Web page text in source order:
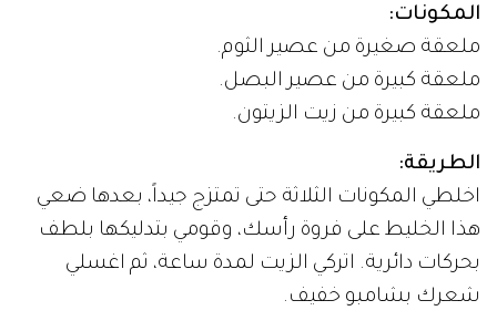
المكونات:
ملعقة صغيرة من عصير الثوم.
ملعقة كبيرة من عصير البصل.
ملعقة كبيرة من زيت الزيتون.
الطريقة:
اخلطي المكونات الثلاثة حتى تمتزج جيداً، بعدها ضعي
هذا الخليط على فروة رأسك، وقومي بتدليكها بلطف
بحركات دائرية. اتركي الزيت لمدة ساعة، ثم اغسلي
شعرك بشامبو خفيف.